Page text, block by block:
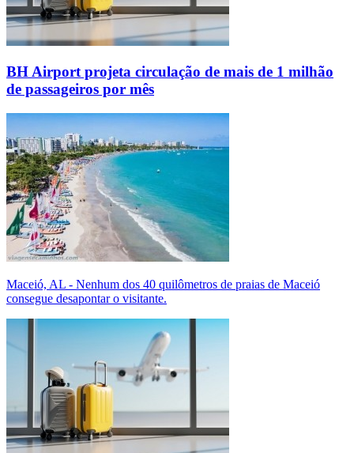
BH Airport projeta circulação de mais de 1 milhão
de passageiros por mês
Maceió, AL - Nenhum dos 40 quilômetros de praias de Maceió
consegue desapontar o visitante.